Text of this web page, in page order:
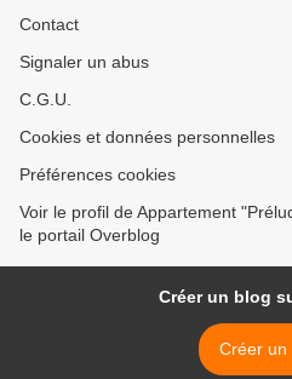
Contact
Signaler un abus
C.G.U.
Cookies et données personnelles
Préférences cookies
Voir le profil de Appartement
le portail Overblog
Créer un blog
Créer un